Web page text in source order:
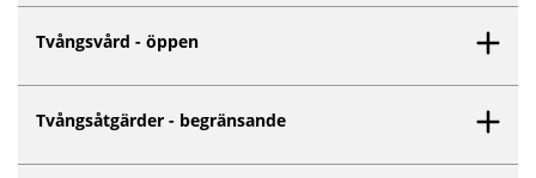
Tvångsvård - öppen
Tvångsåtgärder - begränsande